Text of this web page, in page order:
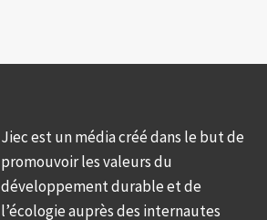
Jiec est un média créé dans le but de
promouvoir les valeurs du
développement durable et de
l’écologie auprès des internautes